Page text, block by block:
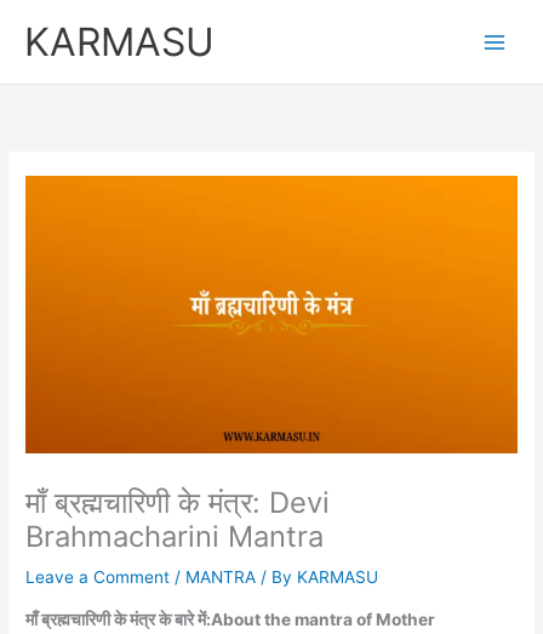
KARMASU
माँ ब्रह्मचारिणी के मंत्र: Devi
Brahmacharini Mantra
Leave a Comment / MANTRA / By KARMASU
माँ ब्रह्मचारिणी के मंत्र के बारे में:About the mantra of Mother